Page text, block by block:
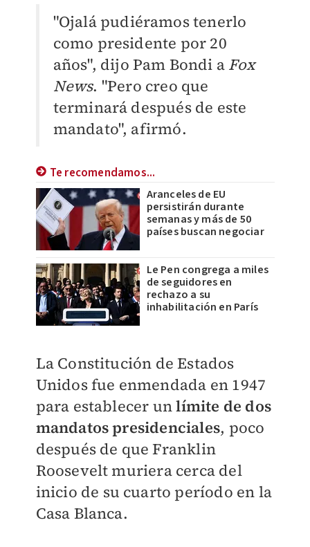
"Ojalá pudiéramos tenerlo
como presidente por 20
años", dijo Pam Bondi a Fox
News. "Pero creo que
terminará después de este
mandato", afirmó.
Te recomendamos...
Aranceles de EU
persistirán durante
semanas y más de 50
países buscan negociar
Le Pen congrega a miles
de seguidores en
rechazo a su
inhabilitación en París
La Constitución de Estados
Unidos fue enmendada en 1947
para establecer unlímite de dos
mandatos presidenciales, poco
después de que Franklin
Roosevelt muriera cerca del
inicio de su cuarto período en la
Casa Blanca.